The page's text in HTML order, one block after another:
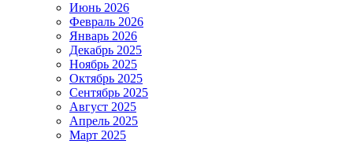
Июнь 2026
Февраль 2026
Январь 2026
Декабрь 2025
Ноябрь 2025
Октябрь 2025
Сентябрь 2025
Август 2025
Апрель 2025
Март 2025